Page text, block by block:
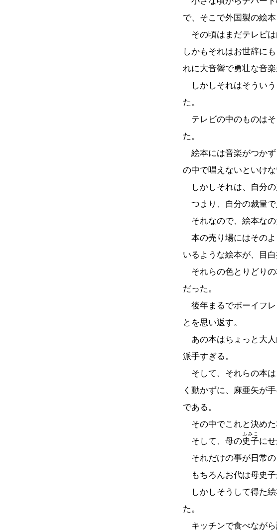
で、そこで外国製の絵
その頃はまだテレビは
しかもそれはお世辞に
れに大音響で勇壮な音
しかしそれはそういう
た。
テレビの中のものはそ
た。
絵本には音楽がつかず
の中で唱えないといけな
しかしそれは、自分の
つまり、自分の裁量で
それなので、絵本なの
本の売り場にはそのよ
いるような絵本が、目白
それらの色とりどりの
だった。
後年まるでボーイフレ
とを思い返す。
あの本はちょっと大人
派手すぎる。
そして、それらの本は
く動かずに、麻亜矢が
である。
その中でこれと決めた
そして、母の史子
ふみこ
に
それだけの事が日常の
もちろんお代は母史子
しかしそうして得た絵
た。
キッチンで食べながら